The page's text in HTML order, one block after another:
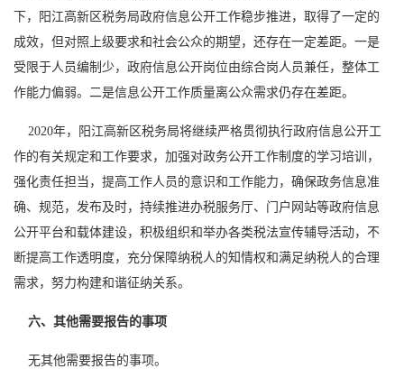
下，阳江高新区税务局政府信息公开工作稳步推进，取得了一定的
成效，但对照上级要求和社会公众的期望，还存在一定差距。一是
受限于人员编制少，政府信息公开岗位由综合岗人员兼任，整体工
作能力偏弱。二是信息公开工作质量离公众需求仍存在差距。
2020年，阳江高新区税务局将继续严格贯彻执行政府信息公开工
作的有关规定和工作要求，加强对政务公开工作制度的学习培训，
强化责任担当，提高工作人员的意识和工作能力，确保政务信息准
确、规范，发布及时，持续推进办税服务厅、门户网站等政府信息
公开平台和载体建设，积极组织和举办各类税法宣传辅导活动，不
断提高工作透明度，充分保障纳税人的知情权和满足纳税人的合理
需求，努力构建和谐征纳关系。
六、其他需要报告的事项
无其他需要报告的事项。